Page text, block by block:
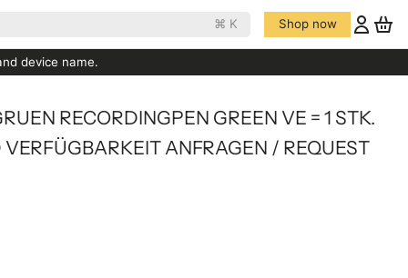
⌘ K Shop now
device name.
RECORDINGPEN GREEN VE = 1 STK.
ANFRAGEN / REQUEST